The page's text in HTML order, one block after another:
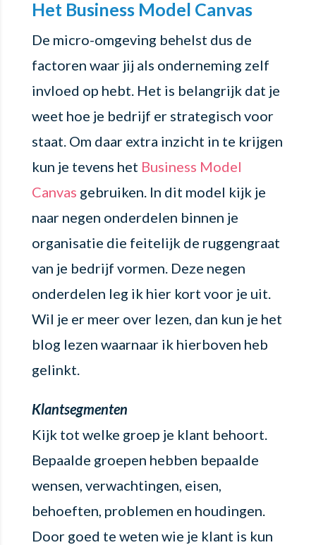
Het Business Model Canvas
De micro-omgeving behelst dus de
factoren waar jij als onderneming zelf
invloed op hebt. Het is belangrijk dat je
weet hoe je bedrijf er strategisch voor
staat. Om daar extra inzicht in te krijgen
kun je tevens het Business Model
Canvas gebruiken. In dit model kijk je
naar negen onderdelen binnen je
organisatie die feitelijk de ruggengraat
van je bedrijf vormen. Deze negen
onderdelen leg ik hier kort voor je uit.
Wil je er meer over lezen, dan kun je het
blog lezen waarnaar ik hierboven heb
gelinkt.
Klantsegmenten
Kijk tot welke groep je klant behoort.
Bepaalde groepen hebben bepaalde
wensen, verwachtingen, eisen,
behoeften, problemen en houdingen.
Door goed te weten wie je klant is kun